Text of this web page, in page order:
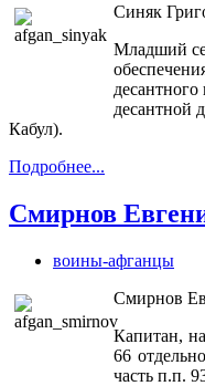
Синяк
Младший
десантной
Кабул).
Подробнее...
Смирнов
воины-афганцы
Смирнов
Капитан,
66
часть п.п.